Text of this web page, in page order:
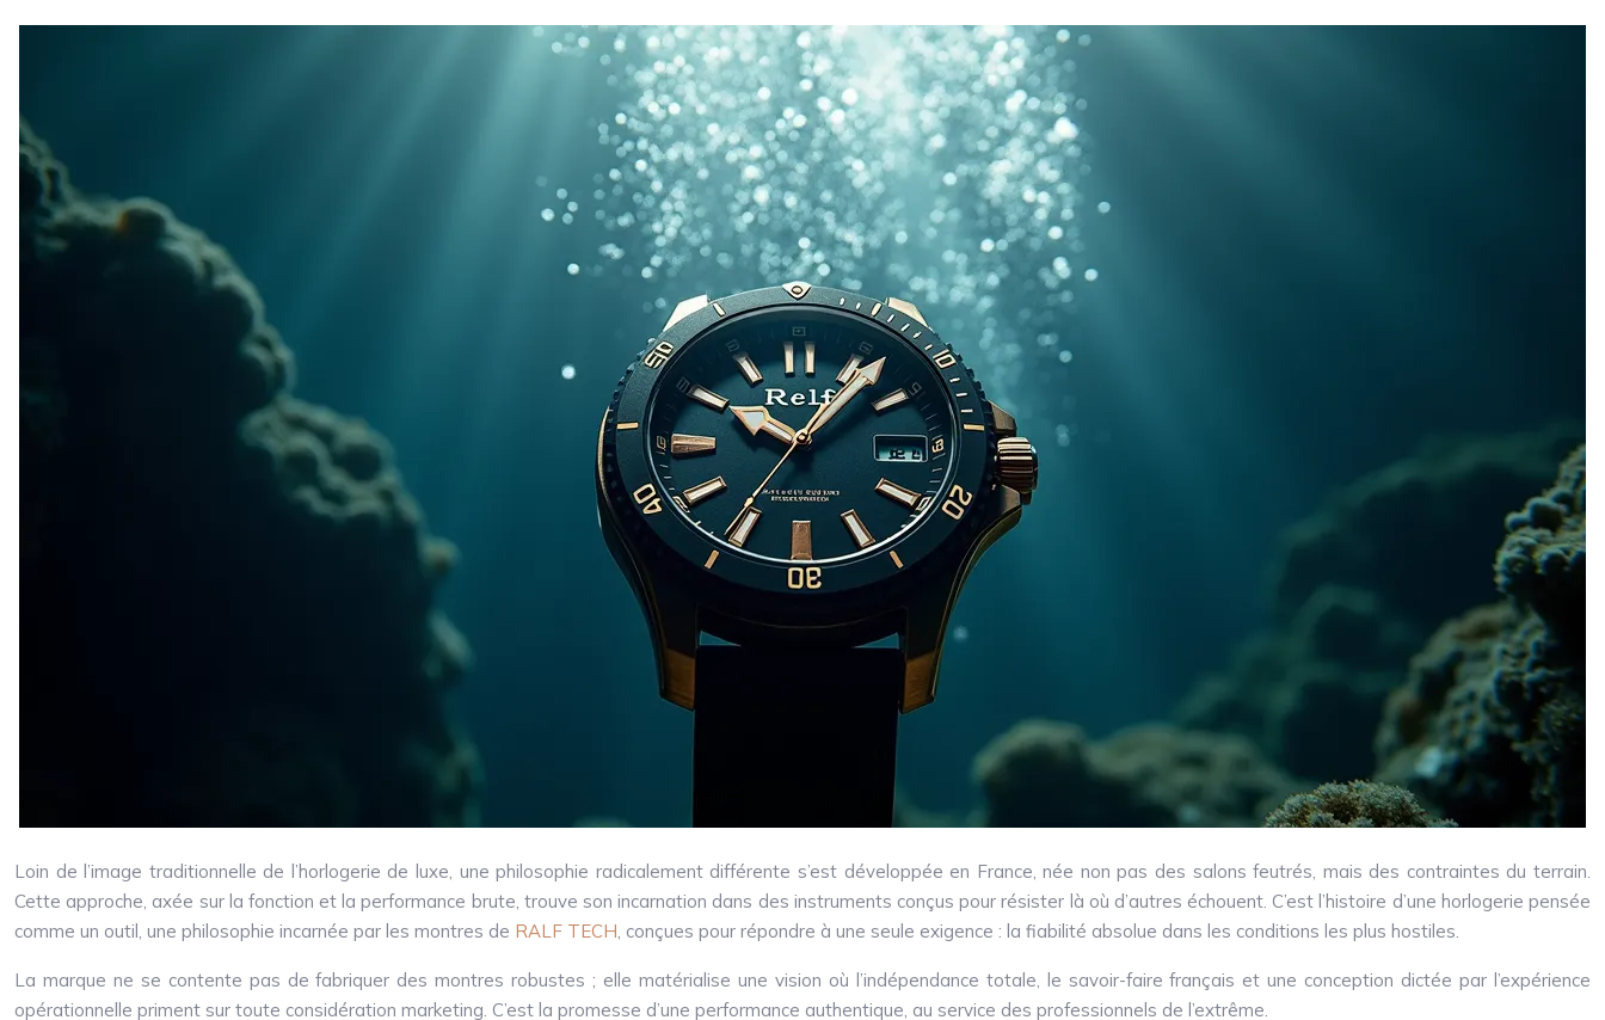
Loin de l’image traditionnelle de l’horlogerie de luxe, une philosophie radicalement différente s’est développée en France, née non pas des salons feutrés, mais des contraintes du terrain.
Cette approche, axée sur la fonction et la performance brute, trouve son incarnation dans des instruments conçus pour résister là où d’autres échouent. C’est l’histoire d’une horlogerie pensée
comme un outil, une philosophie incarnée par les montres de RALF TECH, conçues pour répondre à une seule exigence : la fiabilité absolue dans les conditions les plus hostiles.
La marque ne se contente pas de fabriquer des montres robustes ; elle matérialise une vision où l’indépendance totale, le savoir-faire français et une conception dictée par l’expérience
opérationnelle priment sur toute considération marketing. C’est la promesse d’une performance authentique, au service des professionnels de l’extrême.